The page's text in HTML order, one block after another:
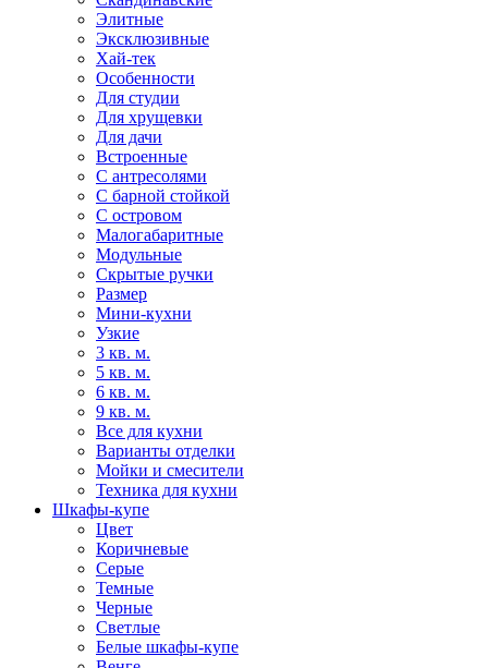
Элитные
Эксклюзивные
Хай-тек
Особенности
Для студии
Для хрущевки
Для дачи
Встроенные
С антресолями
С барной стойкой
С островом
Малогабаритные
Модульные
Скрытые ручки
Размер
Мини-кухни
Узкие
3 кв. м.
5 кв. м.
6 кв. м.
9 кв. м.
Все для кухни
Варианты отделки
Мойки и смесители
Техника для кухни
Шкафы-купе
Цвет
Коричневые
Серые
Темные
Черные
Светлые
Белые шкафы-купе